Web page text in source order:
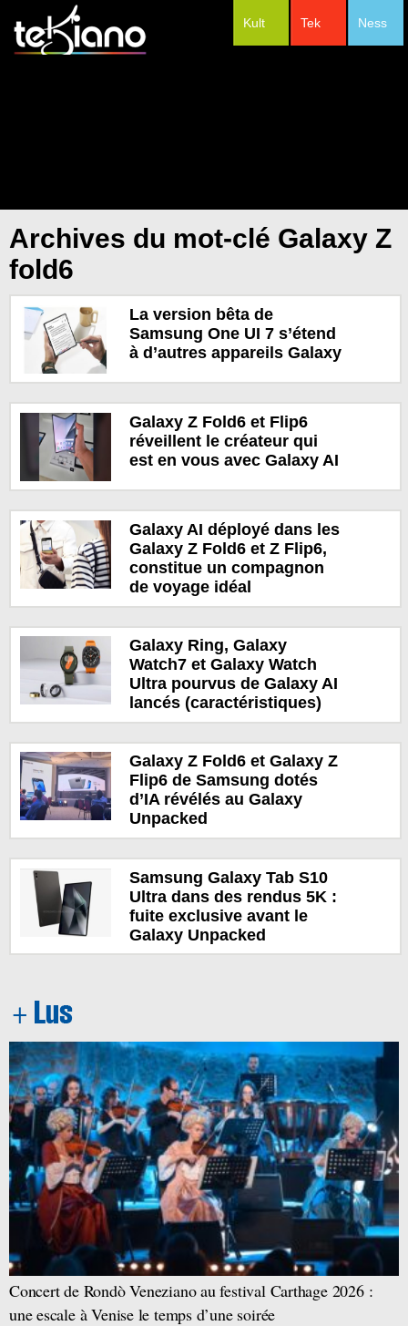
Ness
Tek
Kult
Archives du mot-clé Galaxy Z
fold6
La version bêta de
Samsung One UI 7 s’étend
à d’autres appareils Galaxy
Galaxy Z Fold6 et Flip6
réveillent le créateur qui
est en vous avec Galaxy AI
Galaxy AI déployé dans les
Galaxy Z Fold6 et Z Flip6,
constitue un compagnon
de voyage idéal
Galaxy Ring, Galaxy
Watch7 et Galaxy Watch
Ultra pourvus de Galaxy AI
lancés (caractéristiques)
Galaxy Z Fold6 et Galaxy Z
Flip6 de Samsung dotés
d’IA révélés au Galaxy
Unpacked
Samsung Galaxy Tab S10
Ultra dans des rendus 5K :
fuite exclusive avant le
Galaxy Unpacked
Concert de Rondò Veneziano au festival Carthage 2026 :
une escale à Venise le temps d’une soirée